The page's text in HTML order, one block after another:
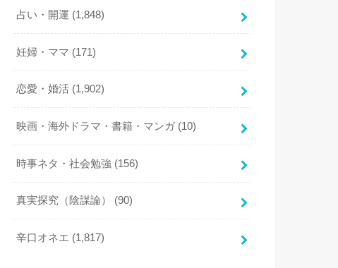
占い・開運 (1,848)
妊婦・ママ (171)
恋愛・婚活 (1,902)
映画・海外ドラマ・書籍・マンガ (10)
時事ネタ・社会勉強 (156)
真実探究（陰謀論） (90)
辛口オネエ (1,817)